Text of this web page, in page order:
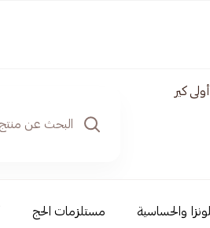
كير
والحساسية مستلزمات الحج